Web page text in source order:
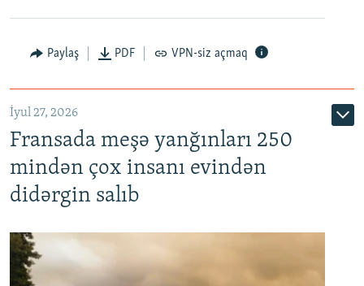
Paylaş PDF VPN-siz açmaq
İyul 27, 2026
Fransada meşə yanğınları 250
mindən çox insanı evindən
didərgin salıb